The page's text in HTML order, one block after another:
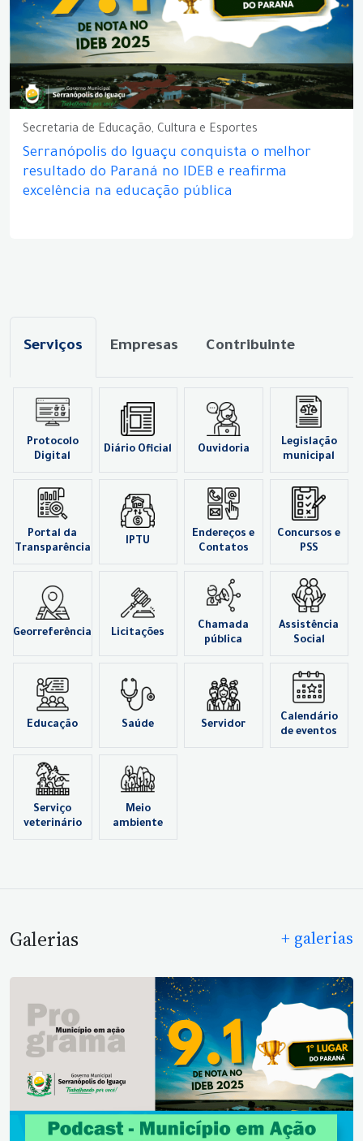
Secretaria de Educação, Cultura e Esportes
Serranópolis do Iguaçu conquista o melhor
resultado do Paraná no IDEB e reafirma
excelência na educação pública
Serviços Empresas Contribuinte
Protocolo
Digital
Diário Oficial Ouvidoria
Legislação
municipal
Portal da
Transparência
IPTU
Endereços e
Contatos
Concursos e
PSS
Georreferência Licitações
Chamada
pública
Assistência
Social
Educação Saúde Servidor
Calendário
de eventos
Serviço
veterinário
Meio
ambiente
Galerias + galerias